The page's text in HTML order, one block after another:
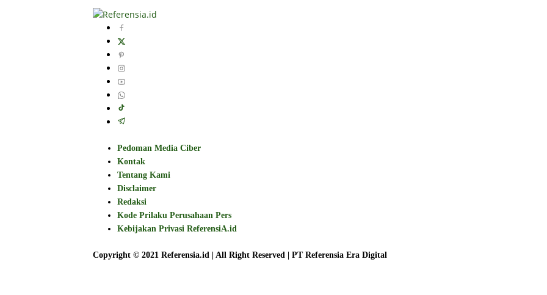
Pedoman Media Ciber
Kontak
Tentang Kami
Disclaimer
Redaksi
Kode Prilaku Perusahaan Pers
Kebijakan Privasi ReferensiA.id
Copyright © 2021 Referensia.id | All Right Reserved | PT Referensia Era Digital